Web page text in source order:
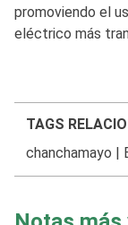
promoviendo el
eléctrico más
TAGS
chanchamayo